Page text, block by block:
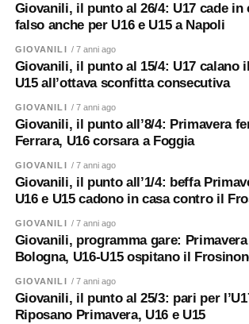
Giovanili, il punto al 26/4: U17 cade in
falso anche per U16 e U15 a Napoli
GIOVANILI / 7 anni ago
Giovanili, il punto al 15/4: U17 calano
U15 all’ottava sconfitta consecutiva
GIOVANILI / 7 anni ago
Giovanili, il punto all’8/4: Primavera
Ferrara, U16 corsara a Foggia
GIOVANILI / 7 anni ago
Giovanili, il punto all’1/4: beffa
U16 e U15 cadono in casa contro il
GIOVANILI / 7 anni ago
Giovanili, programma gare:
Bologna, U16-U15 ospitano il
GIOVANILI / 7 anni ago
Giovanili, il punto al 25/3: pari per
Riposano Primavera, U16 e U15